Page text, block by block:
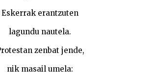
Eskerrak erantzuten
lagundu nautela.
zenbat jende,
nik masail umela: